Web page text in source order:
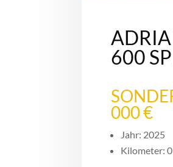
600
000 €
Jahr: 2025
Kilometer: 0